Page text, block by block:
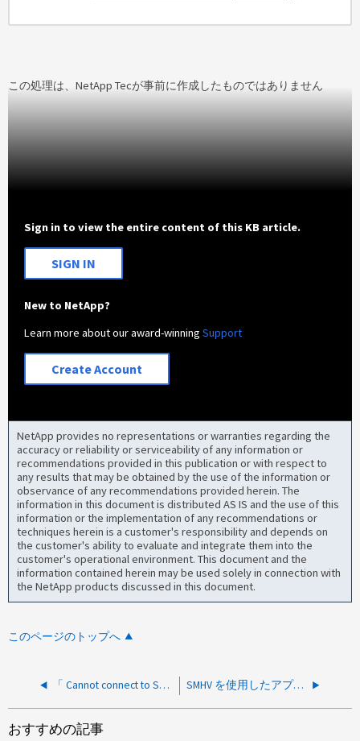
この処理は、NetApp Tecが事前に作成したものではありません
Sign in to view the entire content of this KB article.
SIGN IN
New to NetApp?
Learn more about our award-winningSupport
Create Account
NetApp provides no representations or warranties regarding the
accuracy or reliability or serviceability of any information or
recommendations provided in this publication or with respect to
any results that may be obtained by the use of the information or
observance of any recommendations provided herein. The
information in this document is distributed AS IS and the use of this
information or the implementation of any recommendations or
techniques herein is a customer's responsibility and depends on
the customer's ability to evaluate and integrate them into the
customer's operational environment. This document and the
information contained herein may be used solely in connection with
the NetApp products discussed in this document.
このページのトップへ
「 Cannot connect to SnapManager server 」というメッセージが表示されて、 SMO にリモートアクセスできない SMHV を使用したアプリケーションと整合性のあるバックアップで、 Snapshot 名を変更できません
おすすめの記事